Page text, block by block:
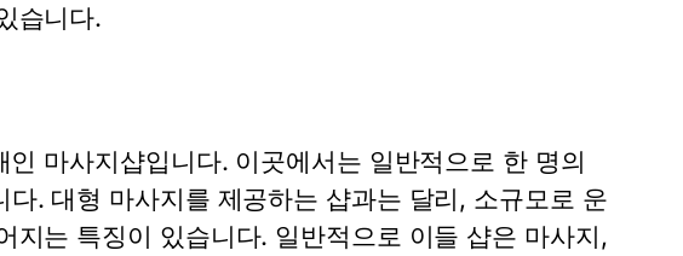
습니다.
마사지샵입니다. 이곳에서는 일반적으로 한 명의
. 대형 마사지를 제공하는 샵과는 달리, 소규모로 운
지는 특징이 있습니다. 일반적으로 이들 샵은 마사지,